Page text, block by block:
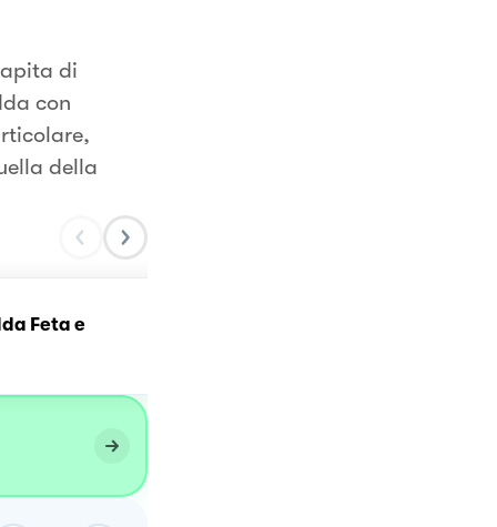
di
con
della
Feta e